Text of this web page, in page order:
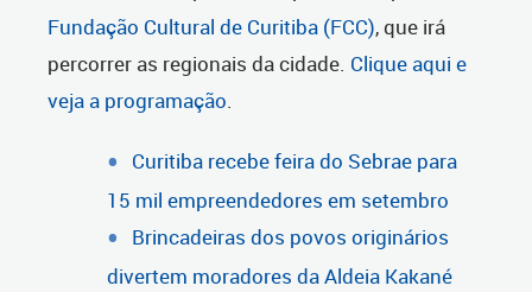
Fundação Cultural de Curitiba (FCC), que irá
percorrer as regionais da cidade. Clique aqui e
veja a programação.
Curitiba recebe feira do Sebrae para
15 mil empreendedores em setembro
Brincadeiras dos povos originários
divertem moradores da Aldeia Kakané